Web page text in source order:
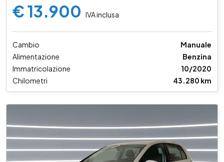
€ 13.900 IVA inclusa
Cambio
Manuale
Alimentazione
Benzina
Immatricolazione
10/2020
Chilometri
43.280 km